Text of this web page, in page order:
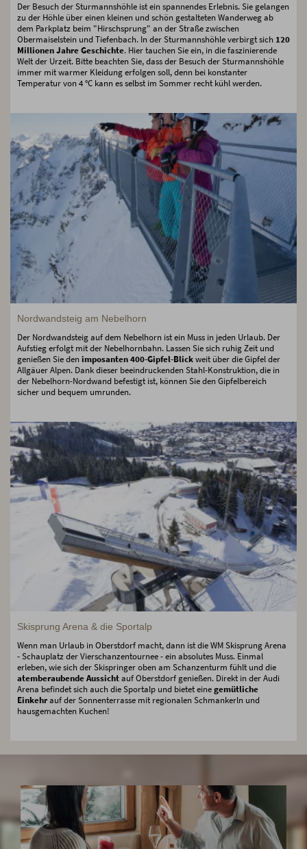
Der Besuch der Sturmannshöhle ist ein spannendes Erlebnis. Sie gelangen
zu der Höhle über einen kleinen und schön gestalteten Wanderweg ab
dem Parkplatz beim "Hirschsprung" an der Straße zwischen
Obermaiselstein und Tiefenbach. In der Sturmannshöhle verbirgt sich 120
Millionen Jahre Geschichte. Hier tauchen Sie ein, in die faszinierende
Welt der Urzeit. Bitte beachten Sie, dass der Besuch der Sturmannshöhle
immer mit warmer Kleidung erfolgen soll, denn bei konstanter
Temperatur von 4 °C kann es selbst im Sommer recht kühl werden.
Nordwandsteig am Nebelhorn
Der Nordwandsteig auf dem Nebelhorn ist ein Muss in jeden Urlaub. Der
Aufstieg erfolgt mit der Nebelhornbahn. Lassen Sie sich ruhig Zeit und
genießen Sie den imposanten 400-Gipfel-Blickweit über die Gipfel der
Allgäuer Alpen. Dank dieser beeindruckenden Stahl-Konstruktion, die in
der Nebelhorn-Nordwand befestigt ist, können Sie den Gipfelbereich
sicher und bequem umrunden.
Skisprung Arena & die Sportalp
Wenn man Urlaub in Oberstdorf macht, dann ist die WM Skisprung Arena
- Schauplatz der Vierschanzentournee - ein absolutes Muss. Einmal
erleben, wie sich der Skispringer oben am Schanzenturm fühlt und die
atemberaubende Aussichtauf Oberstdorf genießen. Direkt in der Audi
Arena befindet sich auch die Sportalp und bietet einegemütliche
Einkehrauf der Sonnenterrasse mit regionalen Schmankerln und
hausgemachten Kuchen!